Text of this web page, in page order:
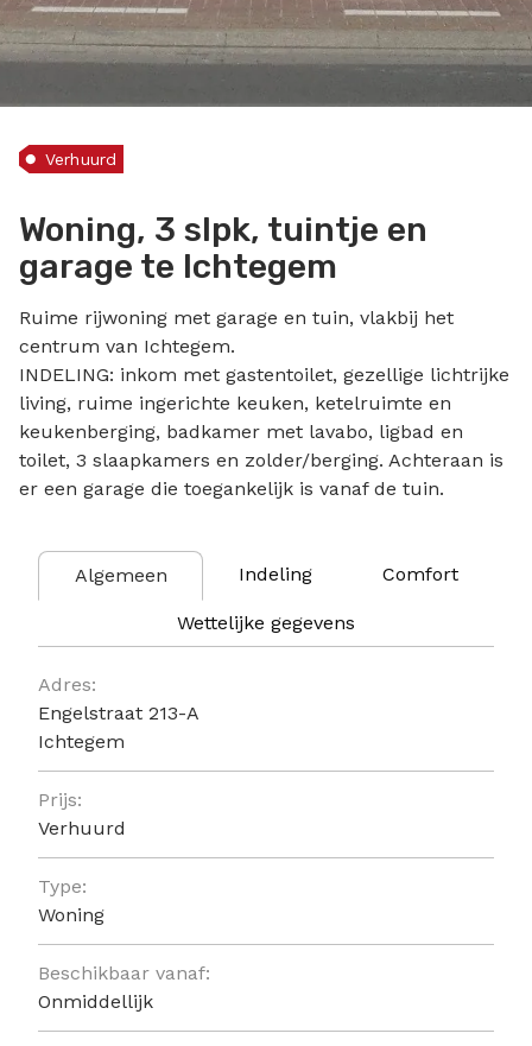
Woning, 3 slpk, tuintje en
garage te Ichtegem
Verhuurd
Ruime rijwoning met garage en tuin, vlakbij het
centrum van Ichtegem.
INDELING: inkom met gastentoilet, gezellige lichtrijke
living, ruime ingerichte keuken, ketelruimte en
keukenberging, badkamer met lavabo, ligbad en
toilet, 3 slaapkamers en zolder/berging. Achteraan is
er een garage die toegankelijk is vanaf de tuin.
Algemeen Indeling Comfort
Wettelijke gegevens
Algemeen
Adres:
Engelstraat 213-A
Ichtegem
Prijs:
Verhuurd
Type:
Woning
Beschikbaar vanaf:
Onmiddellijk